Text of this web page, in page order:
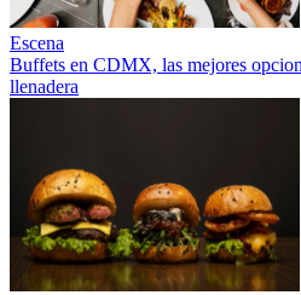
Escena
Buffets en CDMX, las mejores
llenadera